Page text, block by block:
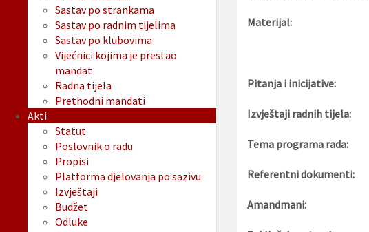
Materijal:
Pitanja i inicijative:
Izvještaji radnih tijela:
Tema programa rada:
Referentni dokumenti:
Amandmani:
Sastav po strankama
Sastav po radnim tijelima
Sastav po klubovima
Vijećnici kojima je prestao
mandat
Radna tijela
Prethodni mandati
Akti
Statut
Poslovnik o radu
Propisi
Platforma djelovanja po sazivu
Izvještaji
Budžet
Odluke